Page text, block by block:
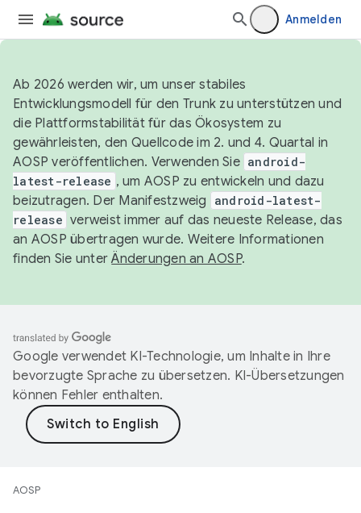
Anmelden
Ab 2026 werden wir, um unser stabiles
Entwicklungsmodell für den Trunk zu unterstützen und
die Plattformstabilität für das Ökosystem zu
gewährleisten, den Quellcode im 2. und 4. Quartal in
AOSP veröffentlichen. Verwenden Sie android-
latest-release , um AOSP zu entwickeln und dazu
beizutragen. Der Manifestzweig
android-latest-
release verweist immer auf das neueste Release, das
an AOSP übertragen wurde. Weitere Informationen
finden Sie unterÄnderungen an AOSP.
Google verwendet KI-Technologie, um Inhalte in Ihre
bevorzugte Sprache zu übersetzen. KI-Übersetzungen
können Fehler enthalten.
AOSP